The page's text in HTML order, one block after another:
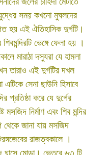
সময় কখনো মুঘলদের
হয় এই ঐতিহাসিক দুর্গটি।
ভেঙ্গে ফেলা হয় ।
মারাঠা দস্যুরা যে হামলা
তারাও এই দুর্গটির দখল
এটিকে সেনা ছাউনি হিসাবে
প্রতিষ্ঠা করে যে দুর্গের
মসজিদ নির্মাণ এবং শিব মন্দির
থেকে জানা যায় মসজিদ
রাজত্বকালে ।
ঘাসে মোড়া। ভেতরে ৬৩ টি